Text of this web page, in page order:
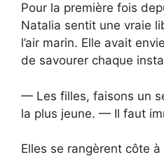
Pour la première fois
Natalia sentit une vraie
l’air marin. Elle avait
de savourer chaque
— Les filles, faisons un
la plus jeune. — Il faut
Elles se rangèrent côte